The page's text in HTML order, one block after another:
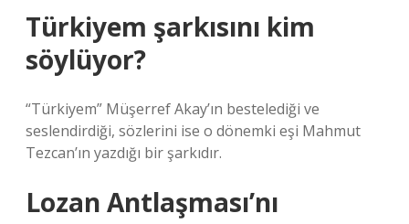
Türkiyem şarkısını kim
söylüyor?
“Türkiyem” Müşerref Akay’ın bestelediği ve
seslendirdiği, sözlerini ise o dönemki eşi Mahmut
Tezcan’ın yazdığı bir şarkıdır.
Lozan Antlaşması’nı